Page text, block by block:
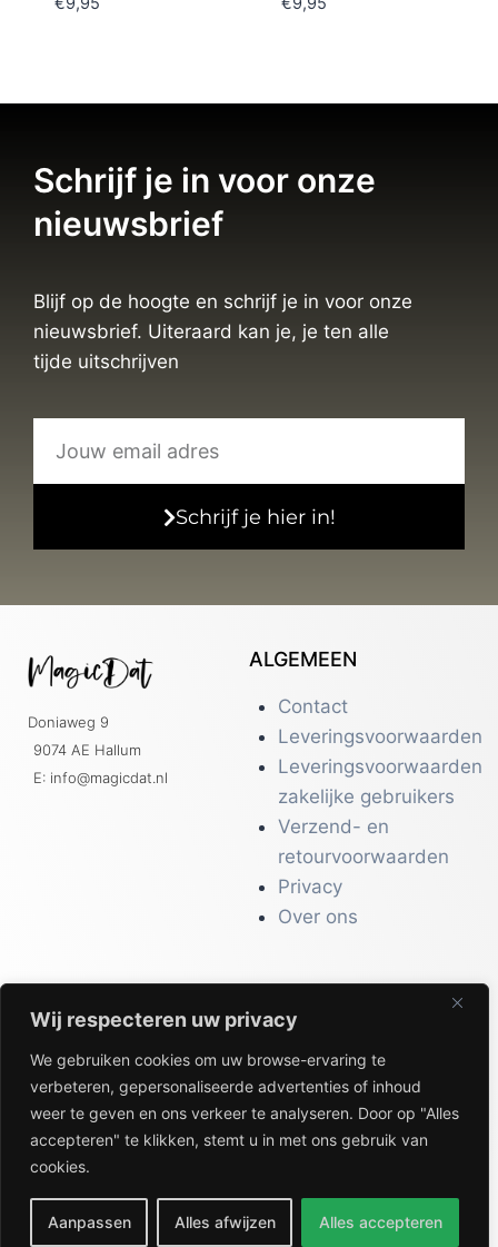
Wij respecteren uw privacy
We gebruiken cookies om uw browse-ervaring te
verbeteren, gepersonaliseerde advertenties of inhoud
weer te geven en ons verkeer te analyseren. Door op "Alles
accepteren" te klikken, stemt u in met ons gebruik van
cookies.
Aanpassen Alles afwijzen Alles accepteren
Schrijf je in voor onze
nieuwsbrief
Blijf op de hoogte en schrijf je in voor onze
nieuwsbrief. Uiteraard kan je, je ten alle
tijde uitschrijven
Schrijf je hier in!
Doniaweg 9
9074 AE Hallum
E: info@magicdat.nl
ALGEMEEN
Contact
Leveringsvoorwaarden
Leveringsvoorwaarden
zakelijke gebruikers
Verzend- en
retourvoorwaarden
Privacy
Over ons
CATALOGI
Workwear &
Veiligheid
Kantoor & Receptie
Gezondheid & Beauty
Keuken & Horeca